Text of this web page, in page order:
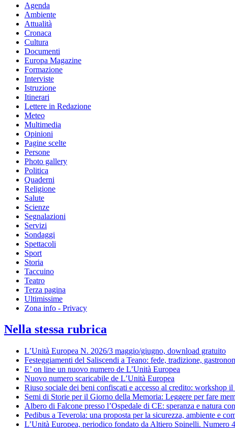
Agenda
Ambiente
Attualità
Cronaca
Cultura
Documenti
Europa Magazine
Formazione
Interviste
Istruzione
Itinerari
Lettere in Redazione
Meteo
Multimedia
Opinioni
Pagine scelte
Persone
Photo gallery
Politica
Quaderni
Religione
Salute
Scienze
Segnalazioni
Servizi
Sondaggi
Spettacoli
Sport
Storia
Taccuino
Teatro
Terza pagina
Ultimissime
Zona info - Privacy
Nella stessa rubrica
L’Unità Europea N. 2026/3 maggio/giugno, download gratuito
Festeggiamenti del Saliscendi a Teano: fede, tradizione,
E’ on line un nuovo numero de L’Unità Europea
Nuovo numero scaricabile de L’Unità Europea
Riuso sociale dei beni confiscati e accesso al credito: workshop
Semi di Storie per il Giorno della Memoria: Leggere per fare
Albero di Falcone presso l’Ospedale di CE: speranza e natura
Pedibus a Teverola: una proposta per la sicurezza, ambiente e
L’Unità Europea, periodico fondato da Altiero Spinelli. Numero